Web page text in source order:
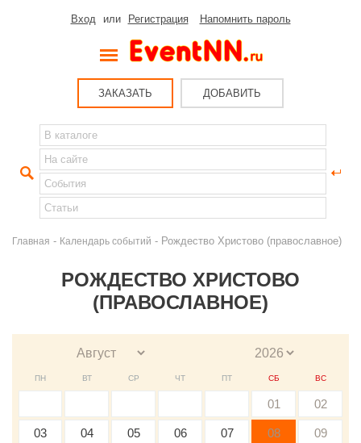
Вход или Регистрация Напомнить пароль
ЗАКАЗАТЬ ДОБАВИТЬ
Главная - Календарь событий - Рождество Христово (православное)
РОЖДЕСТВО ХРИСТОВО
(ПРАВОСЛАВНОЕ)
ПН ВТ СР ЧТ ПТ СБ ВС
01 02
03 04 05 06 07 08 09